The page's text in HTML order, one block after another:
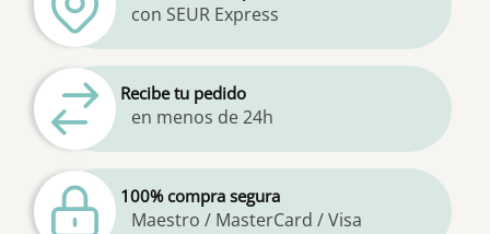
con SEUR Express
Recibe tu pedido
en menos de 24h
100% compra segura
Maestro / MasterCard / Visa